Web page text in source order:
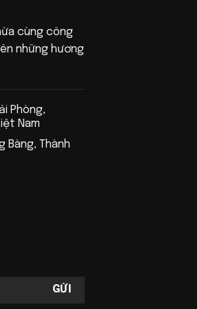
cùng công
những hương
Phòng,
Nam
Bàng, Thành